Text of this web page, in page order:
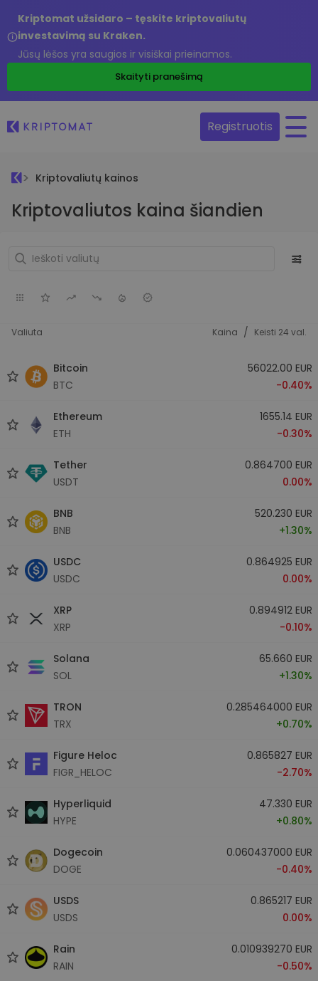
Kriptomat užsidaro – tęskite kriptovaliutų
investavimą su Kraken.
Jūsų lėšos yra saugios ir visiškai prieinamos.
Skaityti pranešimą
Registruotis
Kriptovaliutų kainos
Kriptovaliutos kaina šiandien
Valiuta Kaina / Keisti 24 val.
Bitcoin
BTC
56022.00 EUR
-0.40%
Ethereum
ETH
1655.14 EUR
-0.30%
Tether
USDT
0.864700 EUR
0.00%
BNB
BNB
520.230 EUR
+1.30%
USDC
USDC
0.864925 EUR
0.00%
XRP
XRP
0.894912 EUR
-0.10%
Solana
SOL
65.660 EUR
+1.30%
TRON
TRX
0.285464000 EUR
+0.70%
Figure Heloc
FIGR_HELOC
0.865827 EUR
-2.70%
Hyperliquid
HYPE
47.330 EUR
+0.80%
Dogecoin
DOGE
0.060437000 EUR
-0.40%
USDS
USDS
0.865217 EUR
0.00%
Rain
RAIN
0.010939270 EUR
-0.50%